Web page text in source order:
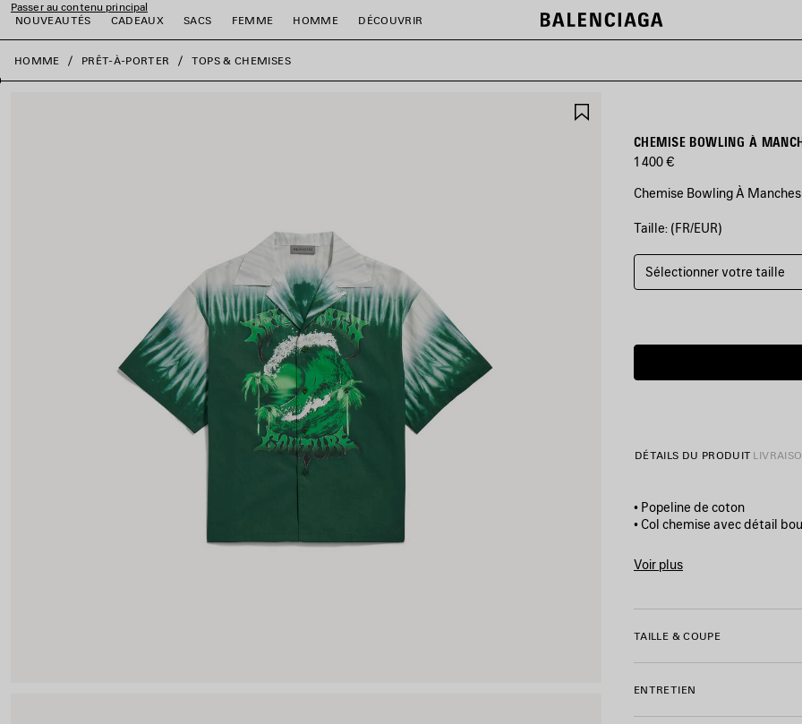
Passer au contenu principal
NOUVEAUTÉS
CADEAUX SACS FEMME HOMME DÉCOUVRIR
fermer la bannière
HOMME PRÊT-À-PORTER TOPS & CHEMISES
FAVORISCHEMISE BOWLING À
1 400 €
Chemise Bowling À
COULEURS
VERT/BLANC
Vert/Blanc
Taille: (FR/EUR)
Sélectionner votre taille
estimée
livraison:
DÉTAILS DU PRODUIT
• Popeline de coton
• Col chemise avec détail
• Manches courtes
• Bas droit
• Artwork extreme tie dye
Voir plus
TAILLE & COUPE
ENTRETIEN